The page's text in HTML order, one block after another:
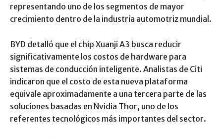
representando uno de los segmentos de mayor
crecimiento dentro de la industria automotriz mundial.
BYD detalló que el chip Xuanji A3 busca reducir
significativamente los costos de hardware para
sistemas de conducción inteligente. Analistas de Citi
indicaron que el costo de esta nueva plataforma
equivale aproximadamente a una tercera parte de las
soluciones basadas en Nvidia Thor, uno de los
referentes tecnológicos más importantes del sector.